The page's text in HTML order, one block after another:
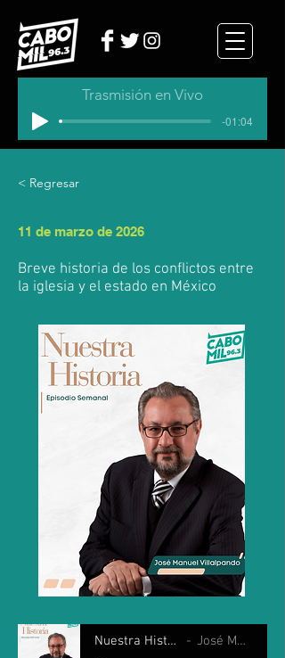
Trasmisión en Vivo
-01:04
< Regresar
11 de marzo de 2026
Breve historia de los conflictos entre
la iglesia y el estado en México
Nuestra Historia 11 marzo 2026 José Manuel Villalpando